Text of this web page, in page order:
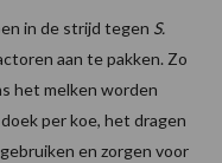
in de strijd tegen S.
aan te pakken. Zo
het melken worden
per koe, het dragen
en zorgen voor